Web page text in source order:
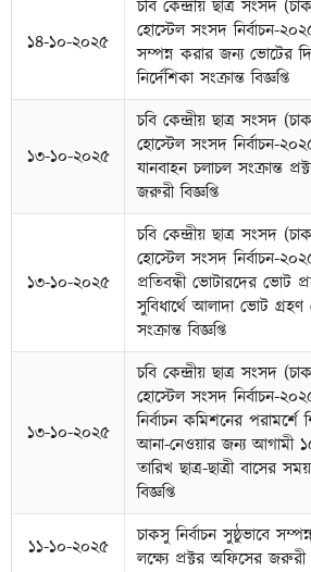
১৪-১০-২০২৫
চবি কেন্দ্রীয় ছাত্র সংসদ
হোস্টেল সংসদ নির্বাচন-
সম্পন্ন করার জন্য ভোটের
নির্দেশিকা সংক্রান্ত বিজ্ঞপ্তি
১৩-১০-২০২৫
চবি কেন্দ্রীয় ছাত্র সংসদ
হোস্টেল সংসদ নির্বাচন-
যানবাহন চলাচল সংক্রান্ত
জরুরী বিজ্ঞপ্তি
১৩-১০-২০২৫
চবি কেন্দ্রীয় ছাত্র সংসদ
হোস্টেল সংসদ নির্বাচন-
প্রতিবন্ধী ভোটারদের ভোট
সুবিধার্থে আলাদা ভোট গ্রহণ
সংক্রান্ত বিজ্ঞপ্তি
১৩-১০-২০২৫
চবি কেন্দ্রীয় ছাত্র সংসদ
হোস্টেল সংসদ নির্বাচন-
নির্বাচন কমিশনের পরামর্শে
আনা-নেওয়ার জন্য আগামী
তারিখ ছাত্র-ছাত্রী বাসের
বিজ্ঞপ্তি
১১-১০-২০২৫
চাকসু নির্বাচন সুষ্ঠুভাবে
লক্ষ্যে প্রক্টর অফিসের জরুরী